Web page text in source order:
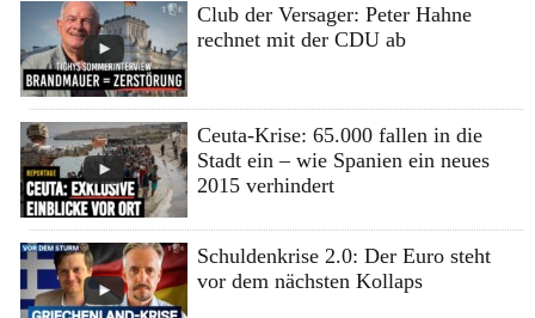
Club der Versager: Peter Hahne
rechnet mit der CDU ab
Ceuta-Krise: 65.000 fallen in die
Stadt ein – wie Spanien ein neues
2015 verhindert
Schuldenkrise 2.0: Der Euro steht
vor dem nächsten Kollaps